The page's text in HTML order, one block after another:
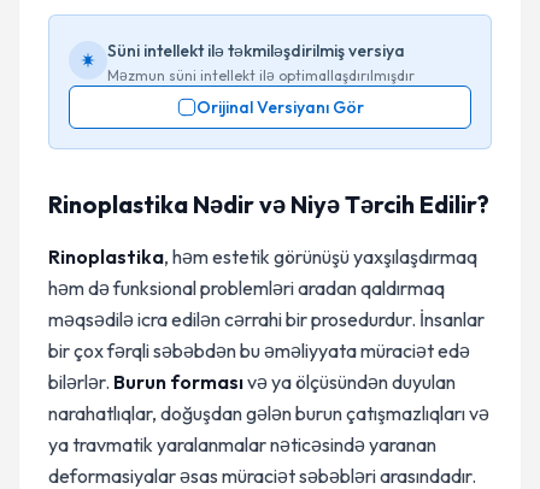
Süni intellekt ilə təkmiləşdirilmiş versiya
Məzmun süni intellekt ilə optimallaşdırılmışdır
Orijinal Versiyanı Gör
Rinoplastika Nədir və Niyə Tərcih Edilir?
Rinoplastika, həm estetik görünüşü yaxşılaşdırmaq
həm də funksional problemləri aradan qaldırmaq
məqsədilə icra edilən cərrahi bir prosedurdur. İnsanlar
bir çox fərqli səbəbdən bu əməliyyata müraciət edə
bilərlər. Burun formasıvə ya ölçüsündən duyulan
narahatlıqlar, doğuşdan gələn burun çatışmazlıqları və
ya travmatik yaralanmalar nəticəsində yaranan
deformasiyalar əsas müraciət səbəbləri arasındadır.